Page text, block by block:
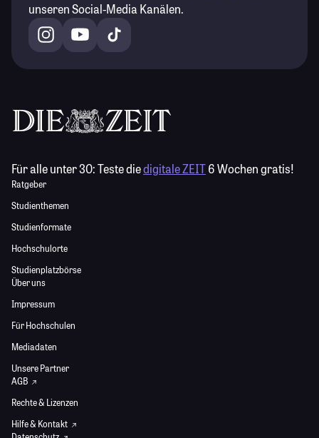
unseren Social-Media Kanälen.
Für alle unter 30:Teste diedigitale ZEIT6 Wochen gratis!
Ratgeber
Studienthemen
Studienformate
Hochschulorte
Studienplatzbörse
Über uns
Impressum
Für Hochschulen
Mediadaten
Unsere Partner
AGB
Rechte & Lizenzen
Hilfe & Kontakt